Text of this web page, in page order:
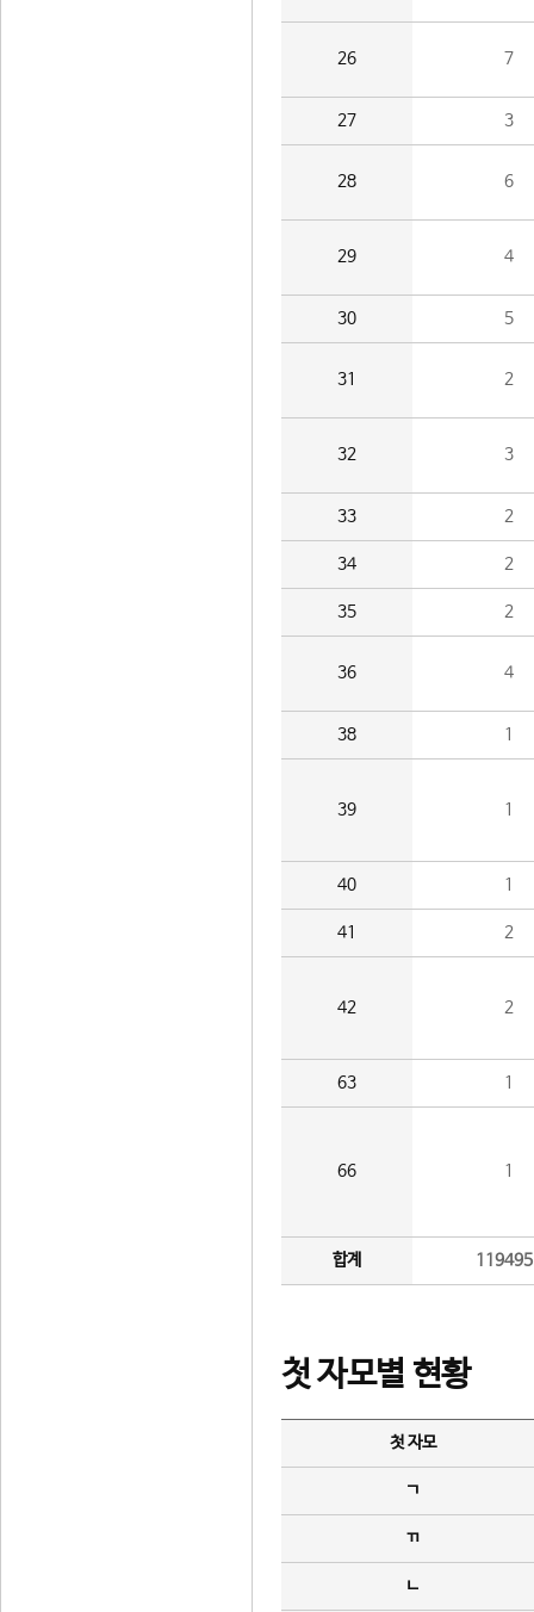
26 7
27 3
28 6
29 4
30 5
31 2
32 3
33 2
34 2
35 2
36 4
38 1
39 1
40 1
41 2
42 2
63 1
66 1
합계
첫 자모별 현황
첫 자모
ㄱ
ㄲ
ㄴ